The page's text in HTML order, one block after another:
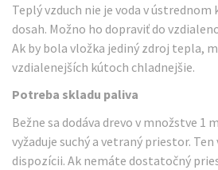
Teplý vzduch nie je voda v ústrednom
dosah. Možno ho dopraviť do
Ak by bola vložka jediný zdroj tepla,
vzdialenejších kútoch chladnejšie.
Potreba skladu paliva
Bežne sa dodáva drevo v množstve 1
vyžaduje suchý a vetraný priestor. Ten
dispozícii. Ak nemáte dostatočný